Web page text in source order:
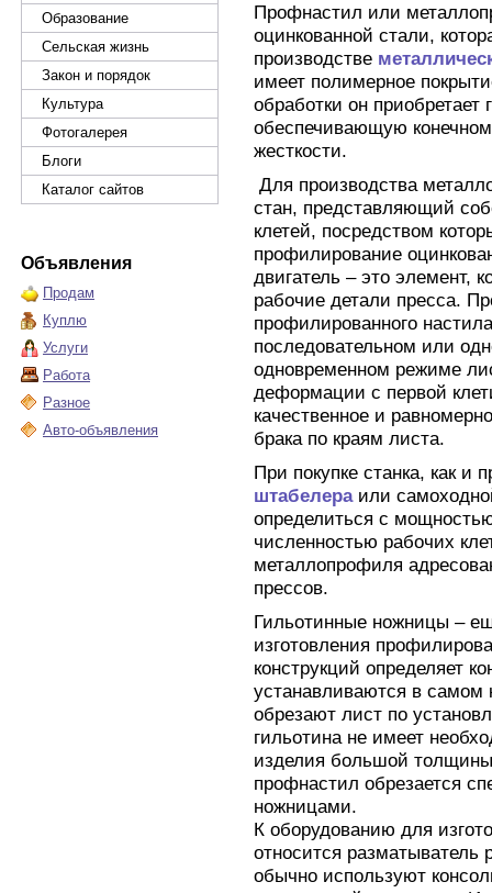
Образование
Сельская жизнь
Закон и порядок
Культура
Фотогалерея
Блоги
Каталог сайтов
Объявления
Продам
Куплю
Услуги
Работа
Разное
Авто-объявления
Профнастил или
оцинкованной стали,
производстве
имеет полимерное
обработки он приобретает
обеспечивающую
жесткости.
Для производства
стан, представляющий
клетей, посредством
профилирование
двигатель – это элемент,
рабочие детали пресса.
профилированного
последовательном или
одновременном режиме
деформации с первой
качественное и
брака по краям листа.
При покупке станка, как и
штабелераили
определиться с
численностью рабочих
металлопрофиля
прессов.
Гильотинные ножницы –
изготовления
конструкций определяет
устанавливаются в самом
обрезают лист по
гильотина не имеет
изделия большой
профнастил обрезается
ножницами.
К оборудованию для
относится разматыватель
обычно используют